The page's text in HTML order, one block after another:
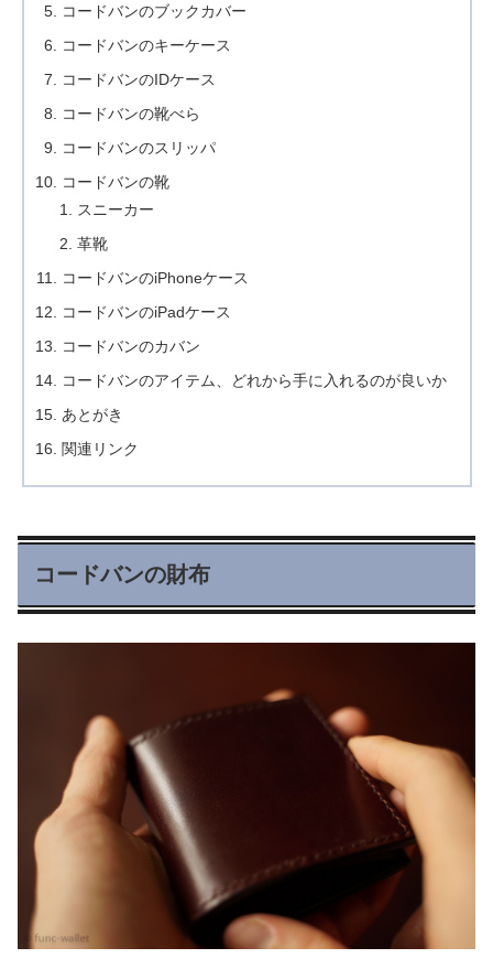
コードバンのブックカバー
コードバンのキーケース
コードバンのIDケース
コードバンの靴べら
コードバンのスリッパ
コードバンの靴
スニーカー
革靴
コードバンのiPhoneケース
コードバンのiPadケース
コードバンのカバン
コードバンのアイテム、どれから手に入れるのが良いか
あとがき
関連リンク
コードバンの財布